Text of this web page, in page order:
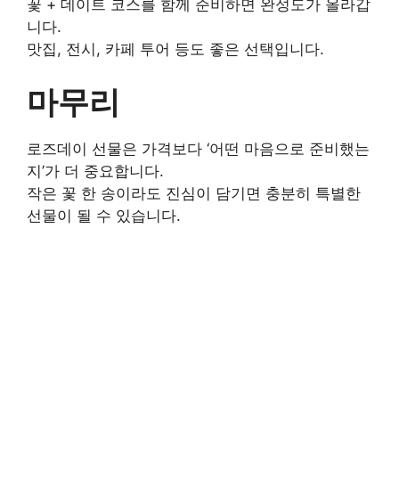
꽃 + 데이트 코스를 함께 준비하면 완성도가 올라갑
니다.
맛집, 전시, 카페 투어 등도 좋은 선택입니다.
마무리
로즈데이 선물은 가격보다 ‘어떤 마음으로 준비했는
지’가 더 중요합니다.
작은 꽃 한 송이라도 진심이 담기면 충분히 특별한
선물이 될 수 있습니다.